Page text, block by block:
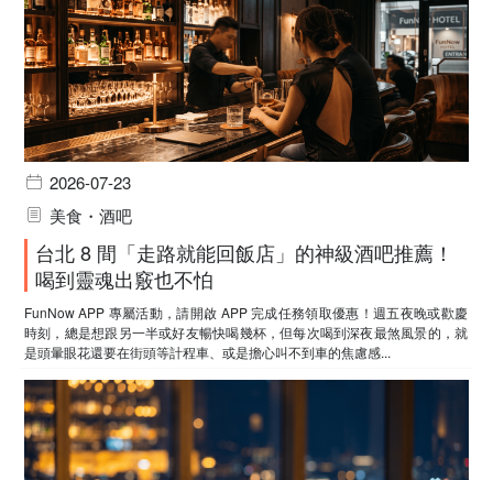
2026-07-23
美食・酒吧
台北 8 間「走路就能回飯店」的神級酒吧推薦！
喝到靈魂出竅也不怕
FunNow APP 專屬活動，請開啟 APP 完成任務領取優惠！週五夜晚或歡慶
時刻，總是想跟另一半或好友暢快喝幾杯，但每次喝到深夜最煞風景的，就
是頭暈眼花還要在街頭等計程車、或是擔心叫不到車的焦慮感...